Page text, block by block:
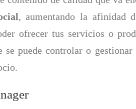
, aumentando la afinidad
ofrecer tus servicios o
puede controlar o